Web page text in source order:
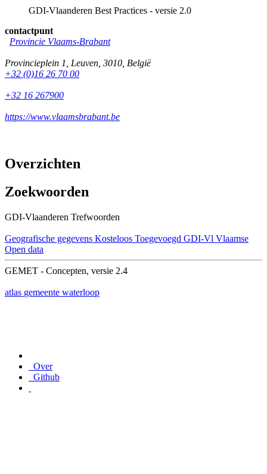
GDI-Vlaanderen Best Practices - versie 2.0
contactpunt
Provincie Vlaams-Brabant
Provincieplein 1 Leuven 3010 België
+32 (0)16 26 70 00
+32 16 267900
https://www.vlaamsbrabant.be
Overzichten
Zoekwoorden
GDI-Vlaanderen Trefwoorden
Geografische gegevens Kosteloos Toegevoegd GDI-Vl Vlaamse
Open data
GEMET - Concepten, versie 2.4
atlas gemeente waterloop
Over
Github